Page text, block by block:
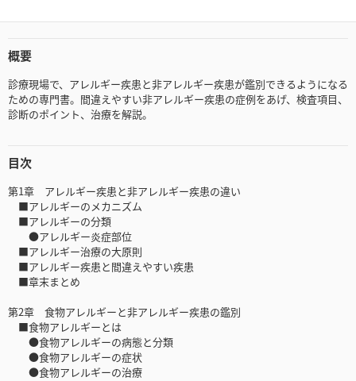
概要
診療現場で、アレルギー疾患と非アレルギー疾患が鑑別できるようになる
ための専門書。間違えやすい非アレルギー疾患の症例をあげ、検査項目、
診断のポイント、治療を解説。
目次
第1章 アレルギー疾患と非アレルギー疾患の違い
■アレルギーのメカニズム
■アレルギーの分類
●アレルギー炎症部位
■アレルギー治療の大原則
■アレルギー疾患と間違えやすい疾患
■章末まとめ
第2章 食物アレルギーと非アレルギー疾患の鑑別
■食物アレルギーとは
●食物アレルギーの病態と分類
●食物アレルギーの症状
●食物アレルギーの治療